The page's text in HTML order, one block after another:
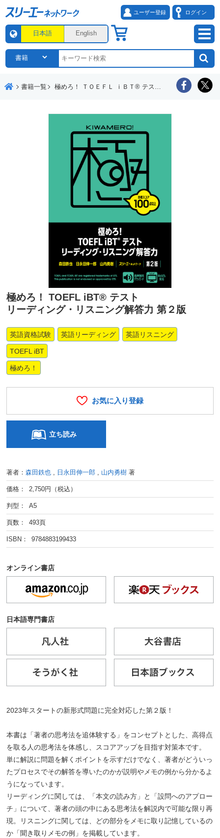
ユーザー登録 ログイン
日本語 English
書籍一覧 極めろ！ ＴＯＥＦＬ ｉＢＴ® テスト リーディング・リスニング解答力 第２版
2023年スタートの新形式問題に完全対応した第２版！
本書は「著者の思考法を追体験する」をコンセプトとした、高得点
を取る人の思考法を体感し、スコアアップを目指す対策本です。
単に解説に問題を解くポイントを示すだけでなく、著者がどういっ
たプロセスでその解答を導いたのかが説明やメモの例から分かるよ
うになっています。
リーディングに関しては、「本文の読み方」と「設問へのアプロー
チ」について、著者の頭の中にある思考法を解説内で可能な限り再
現。リスニングに関しては、どの部分をメモに取り記憶しているの
か「聞き取りメモの例」を掲載しています。
極めろ！ TOEFL iBT® テスト
リーディング・リスニング解答力 第２版
英語資格試験 英語リーディング 英語リスニング
TOEFL iBT
極めろ！
お気に入り登録
立ち読み
著者：森田鉄也 日永田伸一郎 山内勇樹 著
価格： 2,750円（税込）
判型： A5
頁数： 493頁
ISBN： 9784883199433
オンライン書店
日本語専門書店